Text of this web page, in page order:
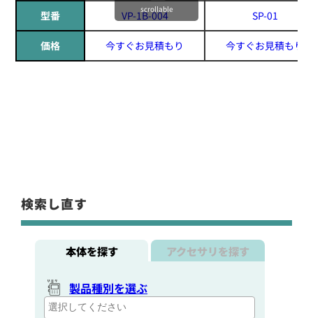
型番 VP-1B-004 SP-01
価格 今すぐお見積もり 今すぐお見積もり
scrollable
検索し直す
本体を探す アクセサリを探す
製品種別を選ぶ